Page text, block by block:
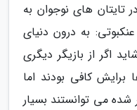
های نوجوان به
به درون دنیای
اگر از بازیگر دیگری
کافی بودند اما
می توانستند بسیار